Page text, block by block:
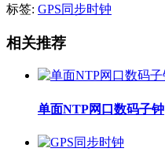
标签: GPS同步时钟
相关推荐
单面NTP网口数码子钟